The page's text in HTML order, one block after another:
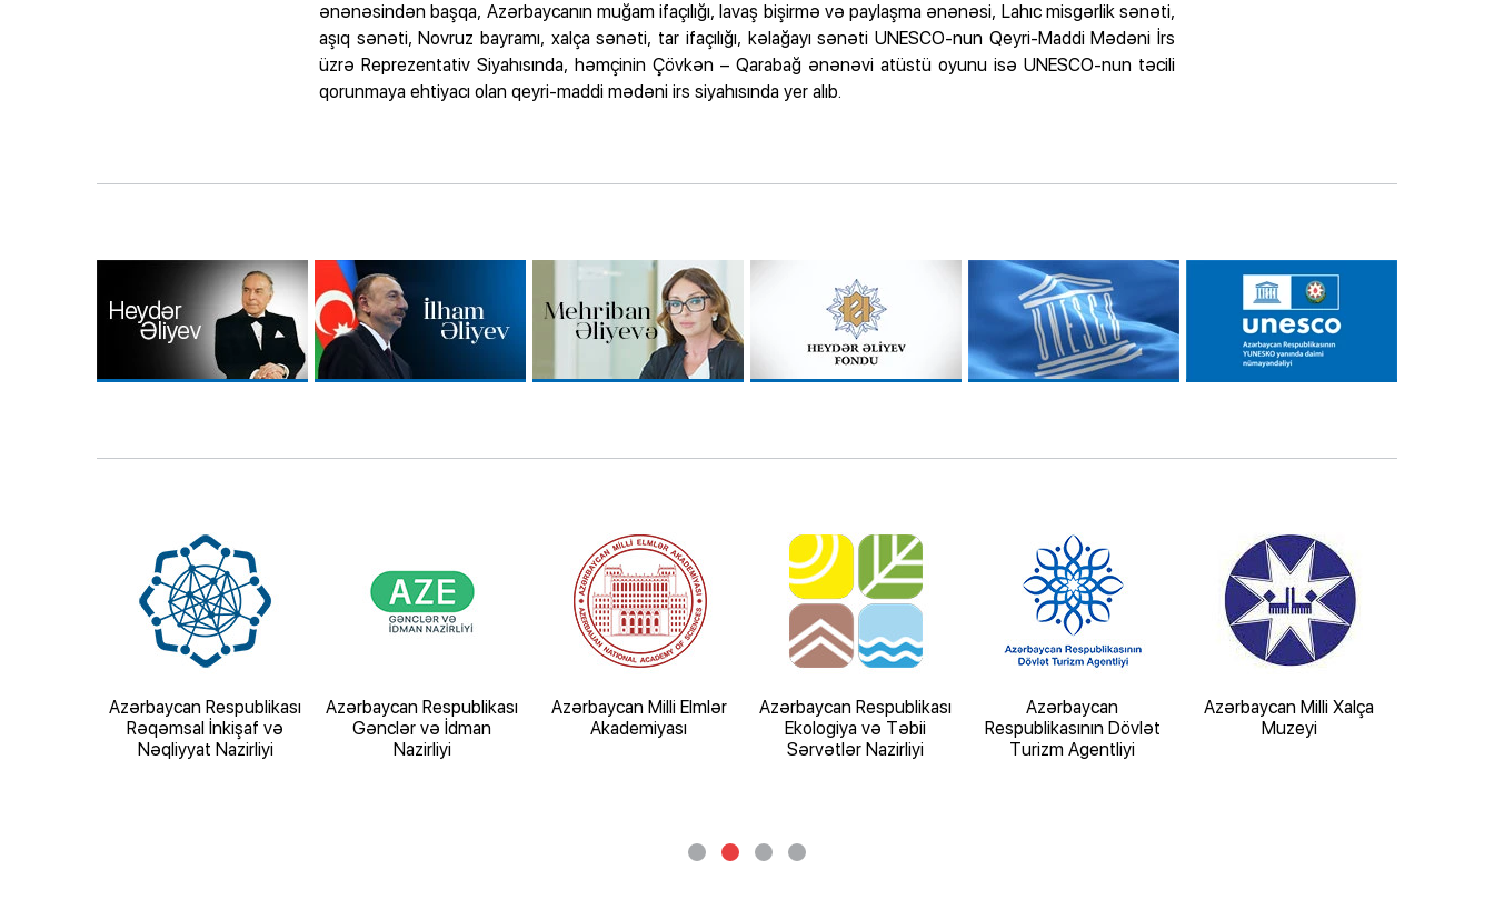
ənənəsindən başqa, Azərbaycanın muğam ifaçılığı, lavaş bişirmə və paylaşma ənənəsi, Lahıc misgərlik sənəti,
aşıq sənəti, Novruz bayramı, xalça sənəti, tar ifaçılığı, kəlağayı sənəti UNESCO-nun Qeyri-Maddi Mədəni İrs
üzrə Reprezentativ Siyahısında, həmçinin Çövkən – Qarabağ ənənəvi atüstü oyunu isə UNESCO-nun təcili
qorunmaya ehtiyacı olan qeyri-maddi mədəni irs siyahısında yer alıb.
Azərbaycan Respublikası
Rəqəmsal İnkişaf və
Nəqliyyat Nazirliyi
Azərbaycan Respublikası
Gənclər və İdman
Nazirliyi
Azərbaycan Milli Elmlər
Akademiyası
Azərbaycan Respublikası
Ekologiya və Təbii
Sərvətlər Nazirliyi
Azərbaycan
Respublikasının Dövlət
Turizm Agentliyi
Azərbaycan Milli Xalça
Muzeyi